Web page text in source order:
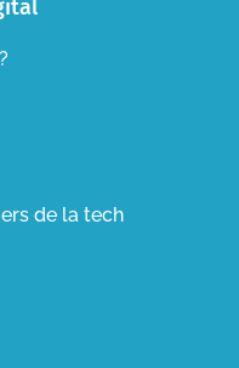
de la tech